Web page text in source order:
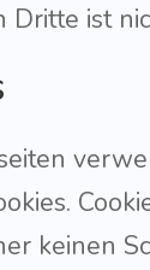
Dritte ist
keinen